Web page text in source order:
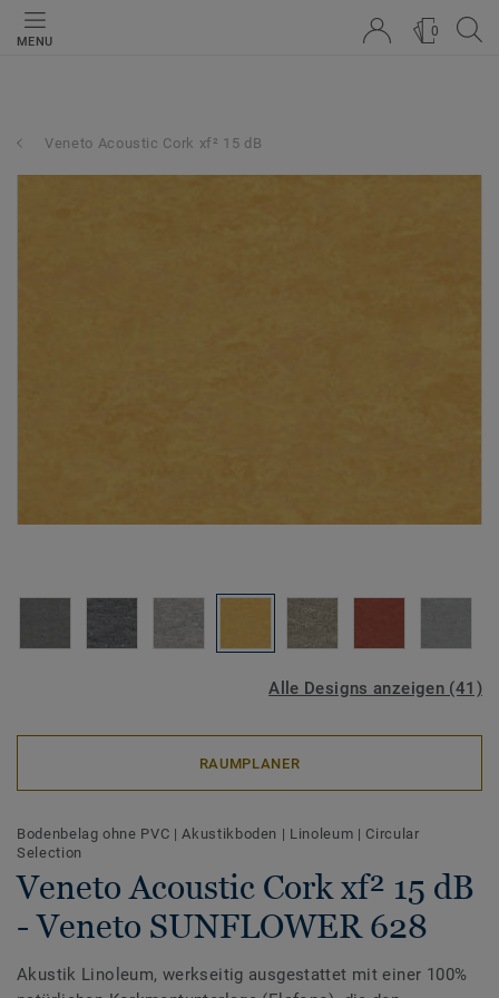
MENU
0
Veneto Acoustic Cork xf² 15 dB
Alle Designs anzeigen (41)
RAUMPLANER
Bodenbelag ohne PVC |Akustikboden | Linoleum | Circular
Selection
Veneto Acoustic Cork xf² 15 dB
- Veneto SUNFLOWER 628
Akustik Linoleum, werkseitig ausgestattet mit einer 100%